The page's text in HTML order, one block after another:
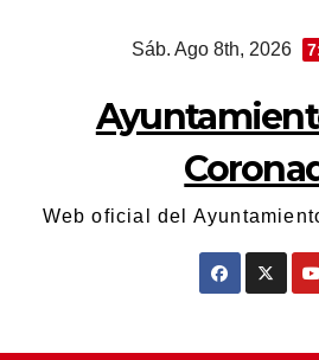
Sáb. Ago 8th, 2026
Web oficial del